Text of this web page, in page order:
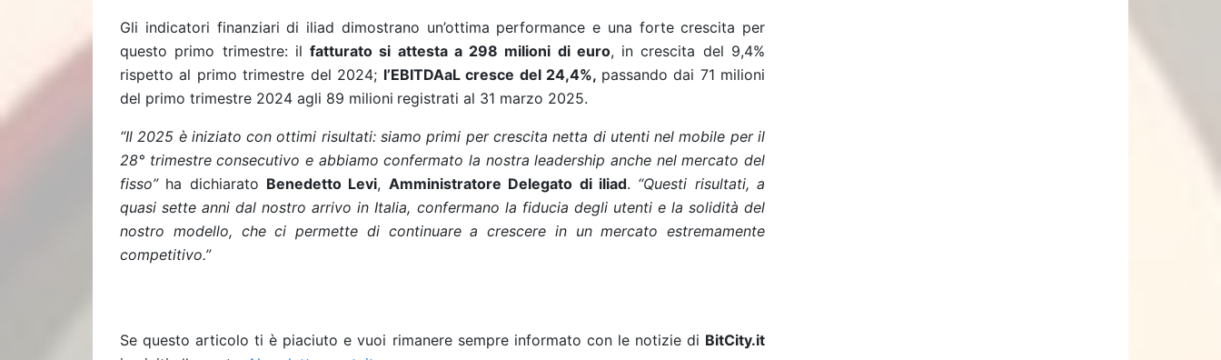
Gli indicatori finanziari di iliad dimostrano un’ottima performance e una forte crescita per
questo primo trimestre: ilfatturato si attesta a 298 milioni di euro, in crescita del 9,4%
rispetto al primo trimestre del 2024; l’EBITDAaL cresce del 24,4%, passando dai 71 milioni
del primo trimestre 2024 agli 89 milioni registrati al 31 marzo 2025.
“Il 2025 è iniziato con ottimi risultati: siamo primi per crescita netta di utenti nel mobile per il
28° trimestre consecutivo e abbiamo confermato la nostra leadership anche nel mercato del
fisso”ha dichiarato Benedetto Levi, Amministratore Delegato di iliad. “Questi risultati, a
quasi sette anni dal nostro arrivo in Italia, confermano la fiducia degli utenti e la solidità del
nostro modello, che ci permette di continuare a crescere in un mercato estremamente
competitivo.”
Se questo articolo ti è piaciuto e vuoi rimanere sempre informato con le notizie di BitCity.it